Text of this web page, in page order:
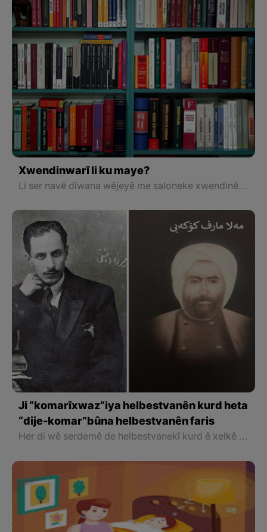
Xwendinwarî li ku maye?
Li ser navê dîwana wêjeyê me saloneke xwendinê çi li Qamişloyê û çi jî li Kobaniyê vekiriye, em her mehê pirtûkekê yan duduyan dixwînin û bi hev re dinirxînin, lê kombûn ji 9-10 kesan derbas nake.
Ji “komarîxwaz”iya helbestvanên kurd heta
“dije-komar”bûna helbestvanên faris
Her di wê serdemê de helbestvanekî kurd ê xelkê bajarê Mehabadê yê bi navê Mela Marifê Kokeyî ku ew jî, ji destê sîstema rizî û kevneperestî ya paşayetî bêzar bûbû, helbesteke cuda û mizgînîbexş û têgihîştinî derbarê sîstema komarî dinivîse.